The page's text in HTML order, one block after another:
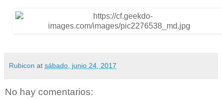
Rubicon at sábado, junio 24, 2017
No hay comentarios: